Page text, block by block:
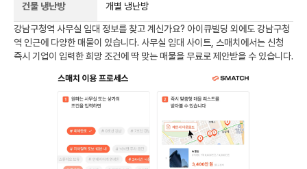
건물 냉난방 개별 냉난방
강남구청역 사무실 임대 정보를 찾고 계신가요? 아이큐빌딩 외에도 강남구청
역 인근에 다양한 매물이 있습니다. 사무실 임대 사이트, 스매치에서는 신청
즉시 기업이 입력한 희망 조건에 딱 맞는 매물을 무료로 제안받을 수 있습니다.